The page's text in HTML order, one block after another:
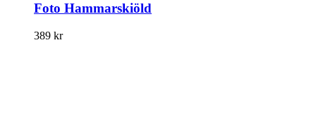
Foto Hammarskiöld
389 kr